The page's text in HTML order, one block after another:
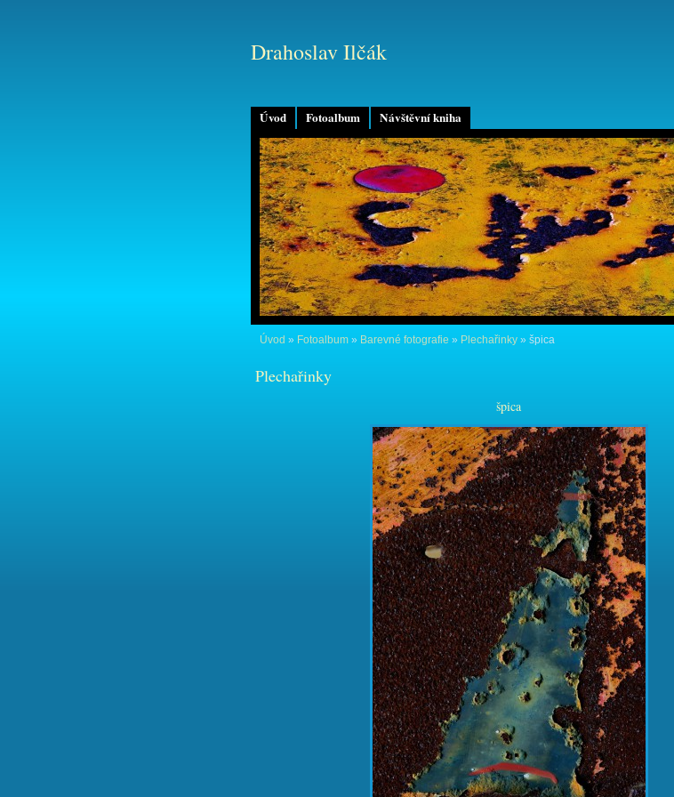
Úvod Fotoalbum Návštěvní kniha
Drahoslav Ilčák
Úvod » Fotoalbum » Barevné fotografie » Plechařinky » špica
Plechařinky
špica